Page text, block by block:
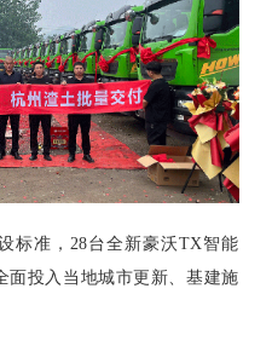
准，28台全新豪沃TX智能
面投入当地城市更新、基建施